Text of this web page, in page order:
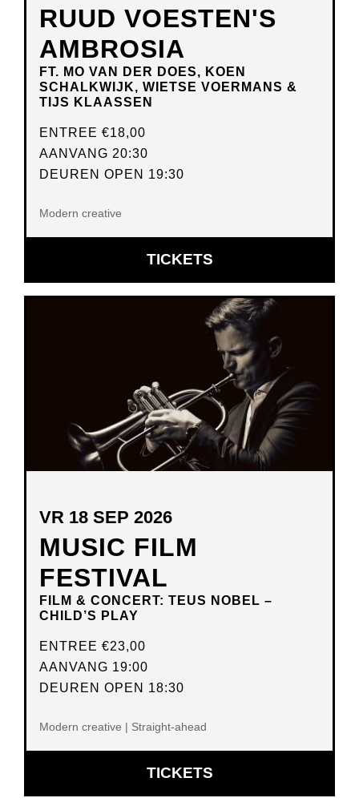
RUUD VOESTEN'S
AMBROSIA
FT. MO VAN DER DOES, KOEN
SCHALKWIJK, WIETSE VOERMANS &
TIJS KLAASSEN
ENTREE €18,00
AANVANG 20:30
DEUREN OPEN 19:30
Modern creative
TICKETSOPENT
IN
NIEUW
VENSTER
MUSIC FILM
FESTIVAL
FILM & CONCERT: TEUS NOBEL –
CHILD’S PLAY
VR 18 SEP 2026
ENTREE €23,00
AANVANG 19:00
DEUREN OPEN 18:30
Modern creative | Straight-ahead
TICKETSOPENT
IN